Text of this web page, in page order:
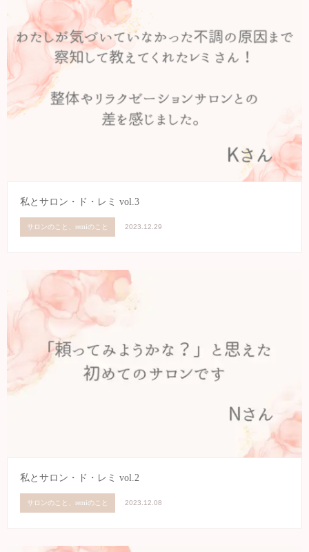
私とサロン・ド・レミ vol.3
サロンのこと、remiのこと 2023.12.29
私とサロン・ド・レミ vol.2
サロンのこと、remiのこと 2023.12.08